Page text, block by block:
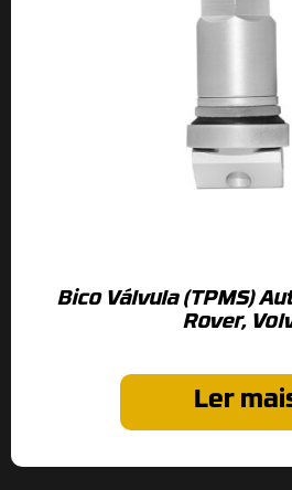
Bico Válvula (TPMS)
Rover,
Ler